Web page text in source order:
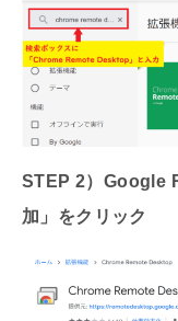
STEP 2）Google
加」をクリック